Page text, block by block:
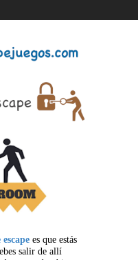
es que estás
salir de allí